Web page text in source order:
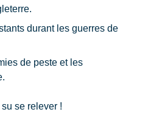
durant les guerres de
de peste et les
se relever !